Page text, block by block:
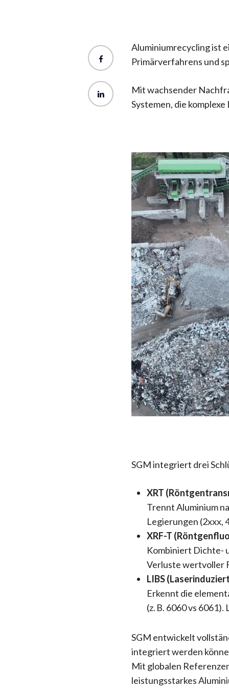
Aluminiumrecycling ist
Primärverfahrens und
Mit wachsender
Systemen, die
SGM integriert drei
XRT
Trennt Aluminium
Legierungen (2xxx,
XRF-T
Kombiniert Dichte-
Verluste wertvoller
LIBS
Erkennt die
(z. B. 6060 vs
SGM entwickelt
integriert werden
Mit globalen
leistungsstarkes